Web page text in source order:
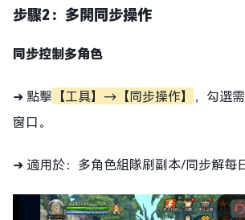
步驟2：多開同步操作
同步控制多角色
➜ 點擊 【工具】→【同步操作】
，勾選
窗口。
➜ 適用於：多角色組隊刷副本/同步解每